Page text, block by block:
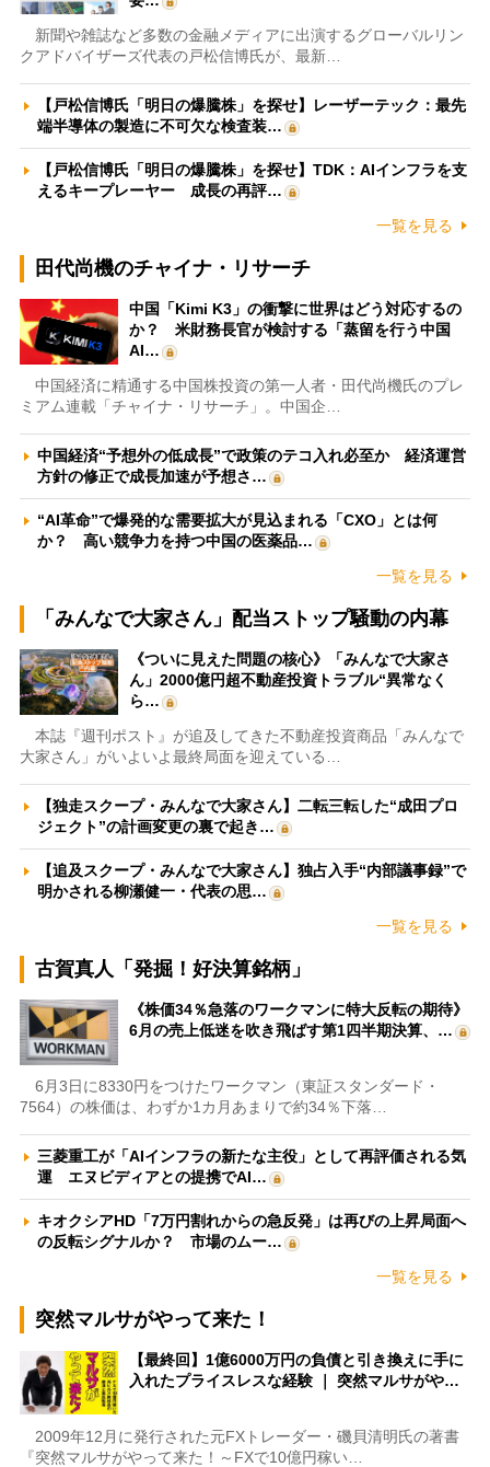
新聞や雑誌など多数の金融メディアに出演するグローバルリン
クアドバイザーズ代表の戸松信博氏が、最新…
【戸松信博氏「明日の爆騰株」を探せ】レーザーテック：最先
端半導体の製造に不可欠な検査装…
【戸松信博氏「明日の爆騰株」を探せ】TDK：AIインフラを支
えるキープレーヤー 成長の再評…
一覧を見る
田代尚機のチャイナ・リサーチ
中国「Kimi K3」の衝撃に世界はどう対応するの
か？ 米財務長官が検討する「蒸留を行う中国
AI…
中国経済に精通する中国株投資の第一人者・田代尚機氏のプレ
ミアム連載「チャイナ・リサーチ」。中国企…
中国経済“予想外の低成長”で政策のテコ入れ必至か 経済運営
方針の修正で成長加速が予想さ…
“AI革命”で爆発的な需要拡大が見込まれる「CXO」とは何
か？ 高い競争力を持つ中国の医薬品…
一覧を見る
「みんなで大家さん」配当ストップ騒動の内幕
《ついに見えた問題の核心》「みんなで大家さ
ん」2000億円超不動産投資トラブル“異常なく
ら…
本誌『週刊ポスト』が追及してきた不動産投資商品「みんなで
大家さん」がいよいよ最終局面を迎えている…
【独走スクープ・みんなで大家さん】二転三転した“成田プロ
ジェクト”の計画変更の裏で起き…
【追及スクープ・みんなで大家さん】独占入手“内部議事録”で
明かされる柳瀬健一・代表の思…
一覧を見る
古賀真人「発掘！好決算銘柄」
《株価34％急落のワークマンに特大反転の期待》
6月の売上低迷を吹き飛ばす第1四半期決算、…
6月3日に8330円をつけたワークマン（東証スタンダード・
7564）の株価は、わずか1カ月あまりで約34％下落…
三菱重工が「AIインフラの新たな主役」として再評価される気
運 エヌビディアとの提携でAI…
キオクシアHD「7万円割れからの急反発」は再びの上昇局面へ
の反転シグナルか？ 市場のムー…
一覧を見る
突然マルサがやって来た！
【最終回】1億6000万円の負債と引き換えに手に
入れたプライスレスな経験 ｜ 突然マルサがや…
2009年12月に発行された元FXトレーダー・磯貝清明氏の著書
『突然マルサがやって来た！～FXで10億円稼い…